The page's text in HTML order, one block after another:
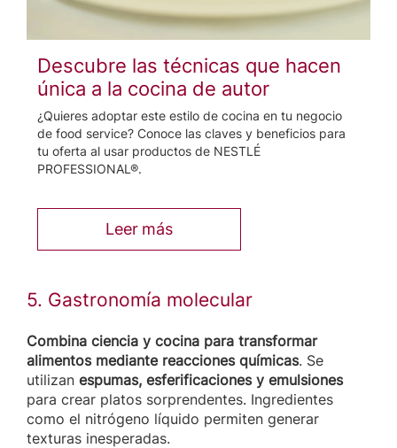
Descubre las técnicas que hacen
única a la cocina de autor
¿Quieres adoptar este estilo de cocina en tu negocio
de food service? Conoce las claves y beneficios para
tu oferta al usar productos de NESTLÉ
PROFESSIONAL®.
Leer más
5. Gastronomía molecular
Combina ciencia y cocina para transformar
alimentos mediante reacciones químicas. Se
utilizan espumas, esferificaciones y emulsiones
para crear platos sorprendentes. Ingredientes
como el nitrógeno líquido permiten generar
texturas inesperadas.